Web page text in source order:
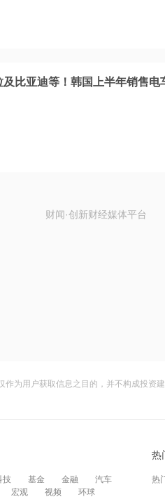
及比亚迪等！韩国上半年销售电
财闻·创新财经媒体平台
为用户获取信息之目的，并不构成投
技 基金 金融
汽车
宏观 视频 环球
热
热